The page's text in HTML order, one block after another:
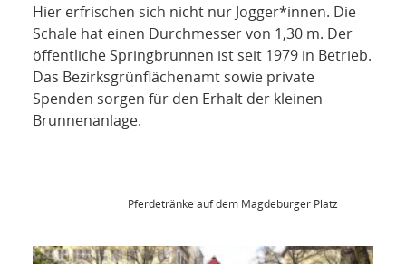
Hier erfrischen sich nicht nur Jogger*innen. Die
Schale hat einen Durchmesser von 1,30 m. Der
öffentliche Springbrunnen ist seit 1979 in Betrieb.
Das Bezirksgrünflächenamt sowie private
Spenden sorgen für den Erhalt der kleinen
Brunnenanlage.
Pferdetränke auf dem Magdeburger Platz